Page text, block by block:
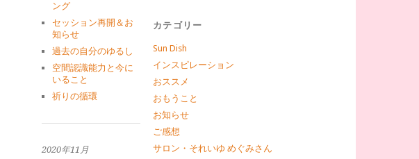
ング
セッション再開＆お
知らせ
過去の自分のゆるし
空間認識能力と今に
いること
祈りの循環
2020年11月
カテゴリー
Sun Dish
インスピレーション
おススメ
おもうこと
お知らせ
ご感想
サロン・それいゆ めぐみさん